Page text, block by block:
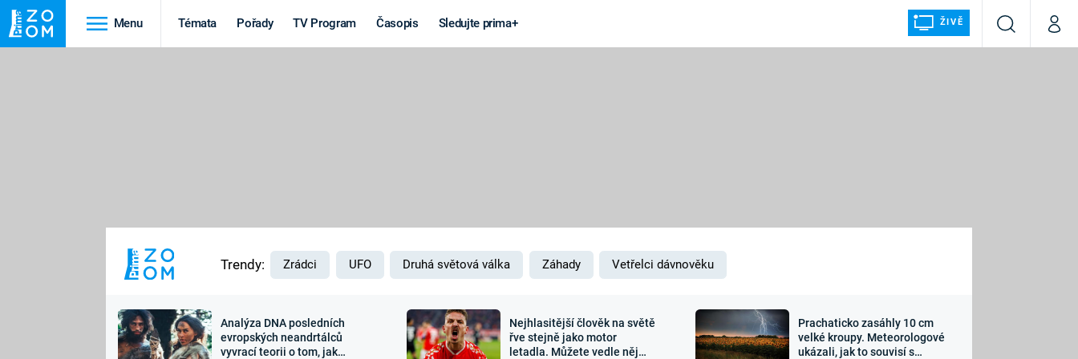
Menu Témata Pořady TV Program Časopis Sledujte prima+ ŽIVĚ
VyhledáváníMůj
MARS
Výročí
Záhady a
Zajímavosti Sledujte nás
Trendy: Zrádci UFO Druhá světová válka Záhady Vetřelci dávnověku
Analýza DNA posledních
evropských neandrtálců
vyvrací teorii o tom, jak
Nejhlasitější člověk na světě
řve stejně jako motor
letadla. Můžete vedle něj
Prachaticko zasáhly 10 cm
velké kroupy. Meteorologové
ukázali, jak to souvisí s